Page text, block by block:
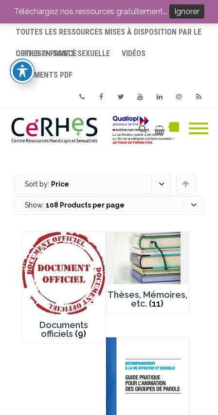
ACCUEIL
TOUTES LES RESSOURCES MISES À DISPOSITION PAR LE
CERHES® FRANCE
OUTILS EN SANTÉ SEXUELLE VIDÉOS
DOCUMENTS PDF
PhoneFacebookTwitterYoutube
Sort by: Price
Show: 108 Products per page
Documents
officiels (9)
Thèses, Mémoires,
etc. (11)
Téléchargez nos ressources gratuitement... Ignorer